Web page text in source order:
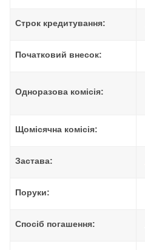
Строк кредитування:
Початковий внесок:
Одноразова комісія:
Щомісячна комісія:
Застава:
Поруки:
Спосіб погашення: